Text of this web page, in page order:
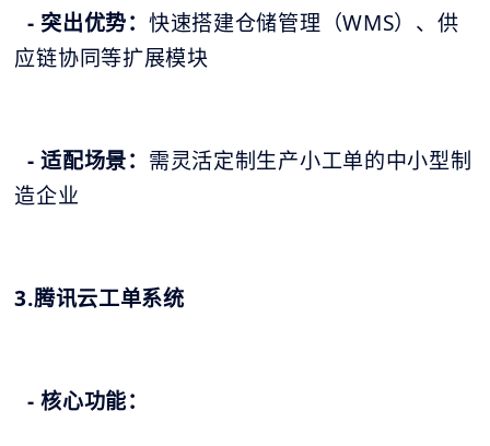
- 突出优势： 快速搭建仓储管理（WMS）、供
应链协同等扩展模块
- 适配场景： 需灵活定制生产小工单的中小型制
造企业
3.腾讯云工单系统
- 核心功能：